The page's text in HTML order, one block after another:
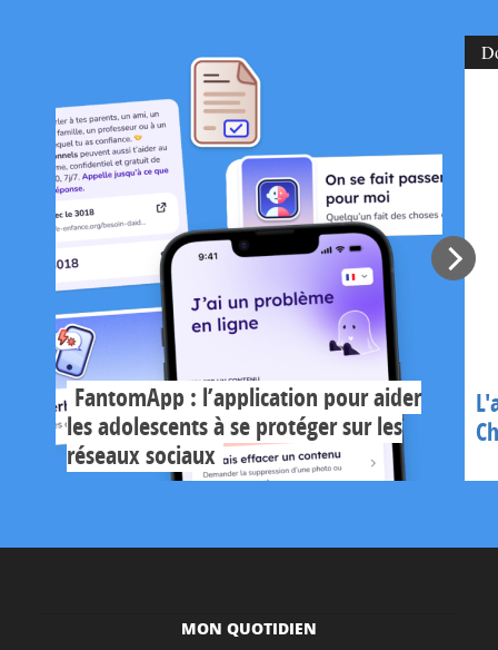
FantomApp : l’application pour aider
les adolescents à se protéger sur les
réseaux sociaux
MON QUOTIDIEN